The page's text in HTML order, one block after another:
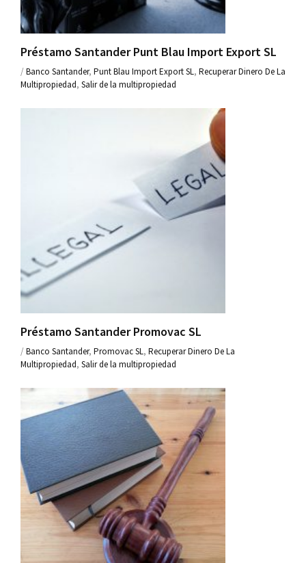
Préstamo Santander Punt Blau Import Export SL
/Banco Santander, Punt Blau Import Export SL, Recuperar Dinero De La
Multipropiedad, Salir de la multipropiedad
Préstamo Santander Promovac SL
/Banco Santander, Promovac SL, Recuperar Dinero De La
Multipropiedad, Salir de la multipropiedad